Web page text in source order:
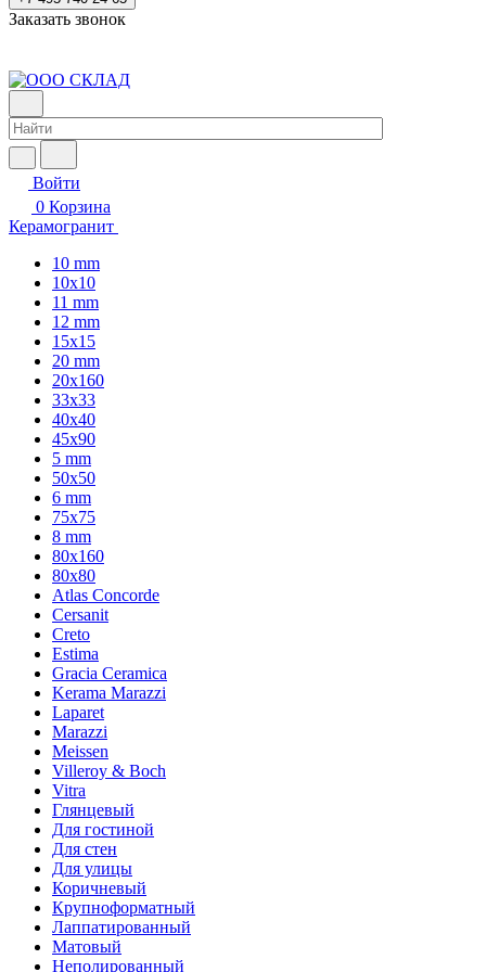
Заказать звонок
Войти
0 Корзина
Керамогранит
10 mm
10x10
11 mm
12 mm
15x15
20 mm
20х160
33x33
40х40
45x90
5 mm
50x50
6 mm
75х75
8 mm
80x160
80x80
Atlas Concorde
Cersanit
Creto
Estima
Gracia Ceramica
Kerama Marazzi
Laparet
Marazzi
Meissen
Villeroy & Boch
Vitra
Глянцевый
Для гостиной
Для стен
Для улицы
Коричневый
Крупноформатный
Лаппатированный
Матовый
Неполированный